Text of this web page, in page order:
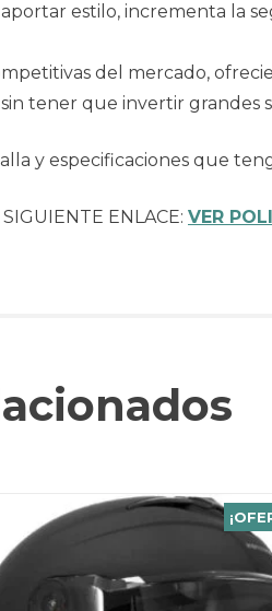
estilo, incrementa la
del mercado,
tener que invertir grandes
y especificaciones que
ENLACE: VER